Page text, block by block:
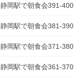
静岡駅で朝食会391-400
静岡駅で朝食会381-390
静岡駅で朝食会371-380
静岡駅で朝食会361-370